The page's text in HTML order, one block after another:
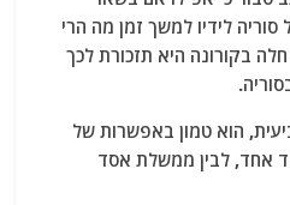
לידיו למשך זמן מה הרי
בקורונה היא תזכורת לכך
הוא טמון באפשרות של
אחד, לבין ממשלת אסד